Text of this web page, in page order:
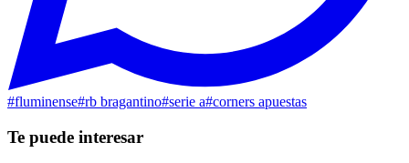
#fluminense#rb bragantino#serie a#corners apuestas
Te puede interesar